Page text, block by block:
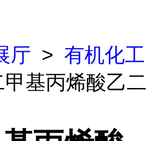
厅 > 有机化工
基丙烯酸乙二